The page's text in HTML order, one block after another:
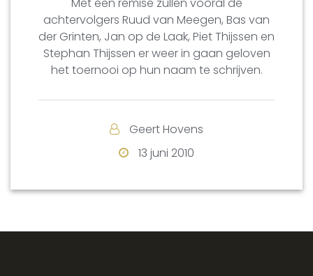
achtervolgers Ruud van Meegen, Bas van
der Grinten, Jan op de Laak, Piet Thijssen en
Stephan Thijssen er weer in gaan geloven
het toernooi op hun naam te schrijven.
Geert Hovens
13 juni 2010